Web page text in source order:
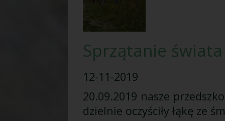
Sprzątanie
12-11-2019
20.09.2019 nasze
dzielnie oczyściły łąkę ze